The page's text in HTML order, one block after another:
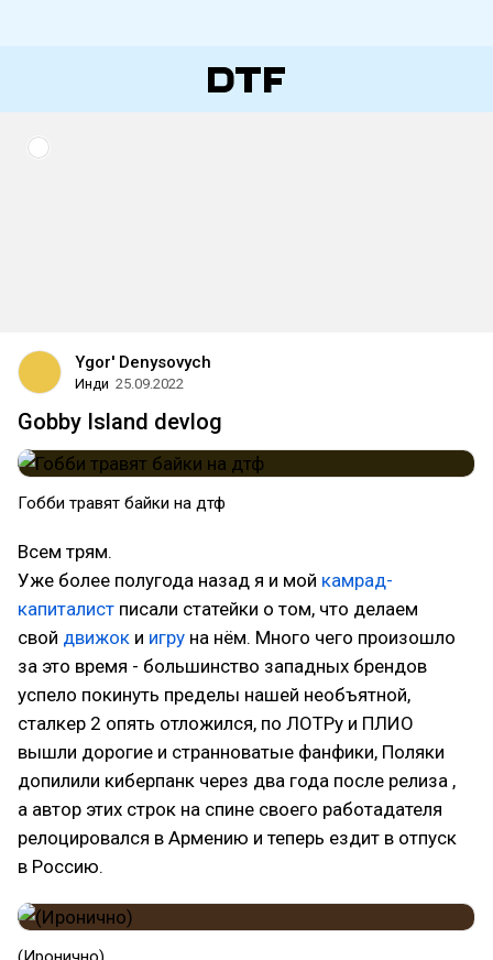
Ygor' Denysovych
Инди 25.09.2022
Gobby Island devlog
Гобби травят байки на дтф
Всем трям.
Уже более полугода назад я и мой камрад-
капиталист писали статейки о том, что делаем
свой движок и игру на нём. Много чего произошло
за это время - большинство западных брендов
успело покинуть пределы нашей необъятной,
сталкер 2 опять отложился, по ЛОТРу и ПЛИО
вышли дорогие и странноватые фанфики, Поляки
допилили киберпанк через два года после релиза ,
а автор этих строк на спине своего работадателя
релоцировался в Армению и теперь ездит в отпуск
в Россию.